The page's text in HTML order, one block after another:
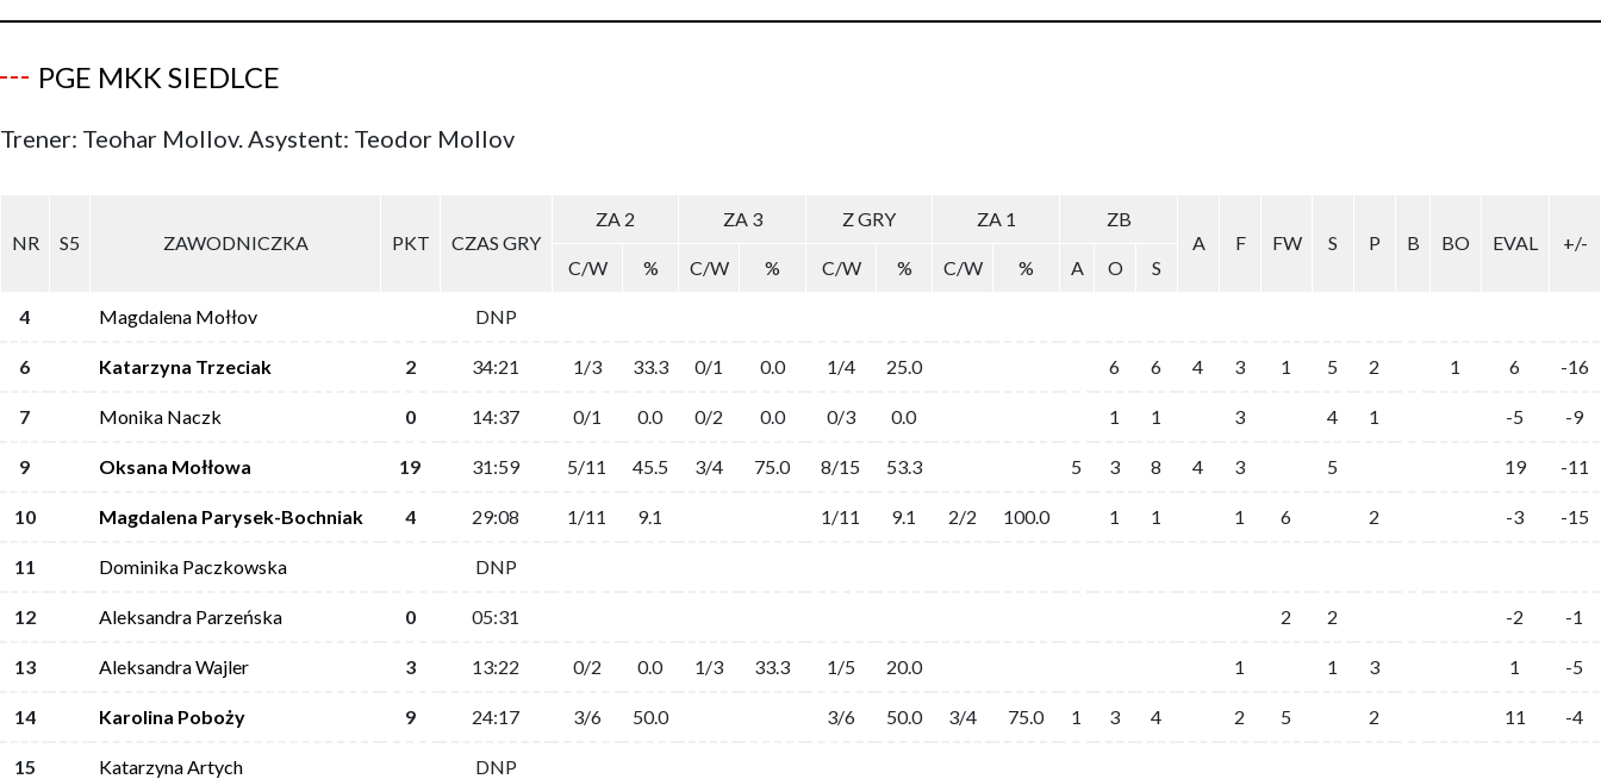
PGE MKK SIEDLCE
Trener: Teohar Mollov. Asystent: Teodor Mollov
NR S5 ZAWODNICZKA PKT CZAS GRY
ZA 2 ZA 3 Z GRY ZA 1
ZB
A
F FW S P B BO EVAL
+/-
C/W
% C/W % C/W % C/W % A O S
4 Magdalena Mołłov DNP
6 Katarzyna Trzeciak 2 34:21 1/3 33.3 0/1 0.0 1/4 25.0 6 6 4 3 1 5 2 1 6 -16
7 Monika Naczk 0 14:37 0/1 0.0 0/2 0.0 0/3 0.0 1 1 3 4 1 -5 -9
9 Oksana Mołłowa 19 31:59 5/11 45.5 3/4 75.0 8/15 53.3 5 3 8 4 3 5 19 -11
10 Magdalena Parysek-Bochniak 4 29:08 1/11 9.1 1/11 9.1 2/2 100.0 1 1 1 6 2 -3 -15
11 Dominika Paczkowska DNP
12 Aleksandra Parzeńska 0 05:31 2 2 -2 -1
13 Aleksandra Wajler 3 13:22 0/2 0.0 1/3 33.3 1/5 20.0 1 1 3 1 -5
14 Karolina Poboży 9 24:17 3/6 50.0 3/6 50.0 3/4 75.0 1 3 4 2 5 2 11 -4
15 Katarzyna Artych DNP